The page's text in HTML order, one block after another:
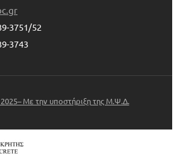
3751/52
3743
Με την υποστήριξη της Μ.Ψ.Δ.